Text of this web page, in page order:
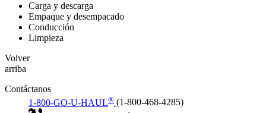
Carga y descarga
Empaque y desempacado
Conducción
Limpieza
Volver
arriba
Contáctanos
1-800-GO-U-HAUL® (1-800-468-4285)